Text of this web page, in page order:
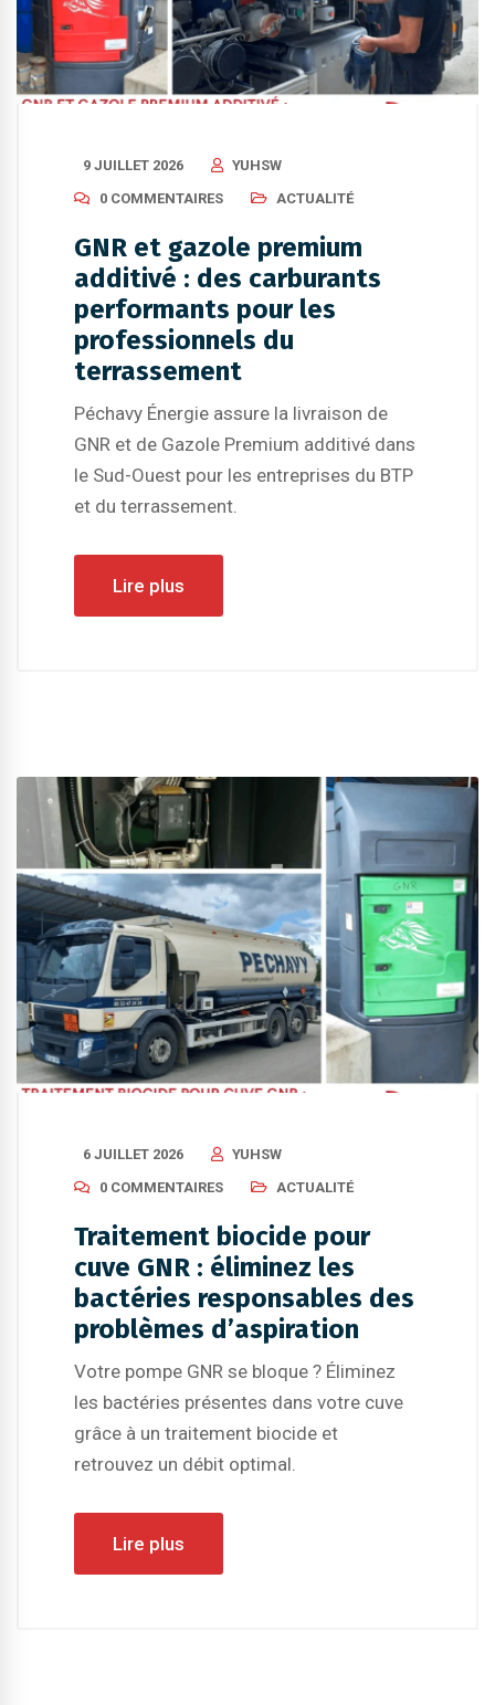
9 JUILLET 2026
YUHSW
0 COMMENTAIRES
ACTUALITÉ
GNR et gazole premium
additivé : des carburants
performants pour les
professionnels du
terrassement
Péchavy Énergie assure la livraison de
GNR et de Gazole Premium additivé dans
le Sud-Ouest pour les entreprises du BTP
et du terrassement.
Lire plus
6 JUILLET 2026
YUHSW
0 COMMENTAIRES
ACTUALITÉ
Traitement biocide pour
cuve GNR : éliminez les
bactéries responsables des
problèmes d’aspiration
Votre pompe GNR se bloque ? Éliminez
les bactéries présentes dans votre cuve
grâce à un traitement biocide et
retrouvez un débit optimal.
Lire plus